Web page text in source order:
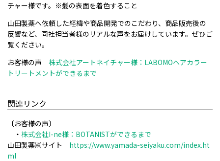
チャー様です。※髪の表面を着色すること
山田製薬へ依頼した経緯や商品開発でのこだわり、商品販売後の
反響など、同社担当者様のリアルな声をお届けしています。ぜひご
覧ください。
お客様の声 株式会社アートネイチャー様：LABOMOヘアカラー
トリートメントができるまで
関連リンク
〔お客様の声〕
・ 株式会社I-ne様：BOTANISTができるまで
山田製薬㈱サイト https://www.yamada-seiyaku.com/index.ht
ml